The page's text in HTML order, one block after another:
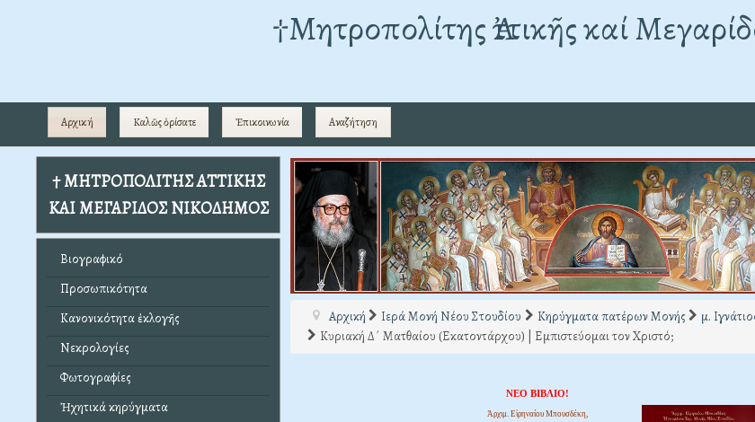
†Mητροπολίτης Ἀττικῆς καί
Αρχική Καλῶς ὁρίσατε Ἐπικοινωνία Αναζήτηση
† ΜΗΤΡΟΠΟΛΙΤΗΣ ΑΤΤΙΚΗΣ
ΚΑΙ ΜΕΓΑΡΙΔΟΣ ΝΙΚΟΔΗΜΟΣ
Βιογραφικό
Προσωπικότητα
Κανονικότητα ἐκλογῆς
Νεκρολογίες
Φωτογραφίες
Ἠχητικά κηρύγματα
Αρχική Ιερά Μονή Νέου Στουδίου Κηρύγματα πατέρων Μονής
μ.
Κυριακή Δ΄ Ματθαίου (Εκατοντάρχου) | Εμπιστεύομαι τον Χριστό;
ΝΕΟ ΒΙΒΛΙΟ!
Ἀρχιμ. Εἰρηναίου Μπουσδέκη,